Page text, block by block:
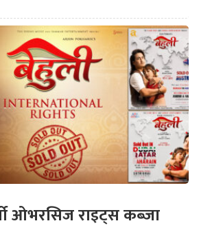
ओभरसिज राइट्स कब्जा